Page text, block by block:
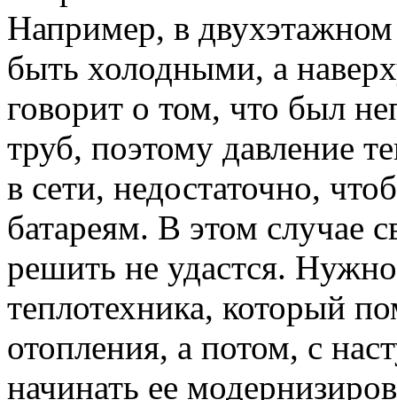
Например, в
быть холодными, а
говорит о том, что был
труб, поэтому давление
в сети, недостаточно,
батареям. В этом случае
решить не удастся.
теплотехника, который
отопления, а потом, с
начинать ее